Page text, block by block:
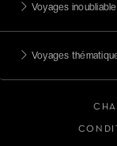
Voyages
Voyages